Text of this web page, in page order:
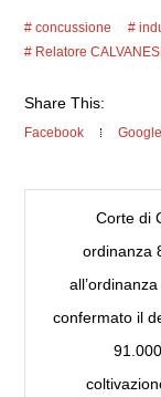
concussione
Relatore
Share This:
Facebook
Corte di
ordinanza
confermato il